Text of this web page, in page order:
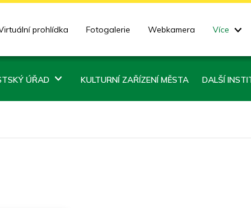
prohlídka Fotogalerie Webkamera Více
ÚŘAD KULTURNÍ ZAŘÍZENÍ MĚSTA DALŠÍ